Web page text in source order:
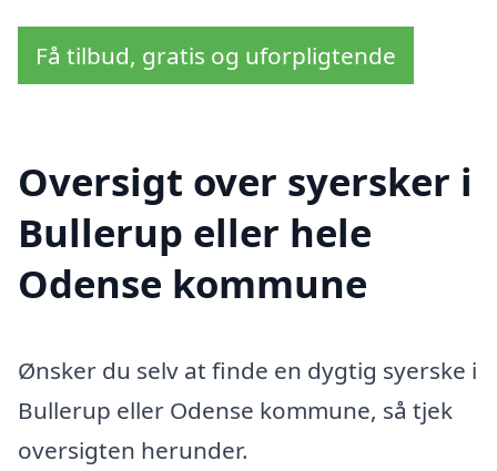
Få tilbud, gratis og uforpligtende
Oversigt over syersker i
Bullerup eller hele
Odense kommune
Ønsker du selv at finde en dygtig syerske i
Bullerup eller Odense kommune, så tjek
oversigten herunder.